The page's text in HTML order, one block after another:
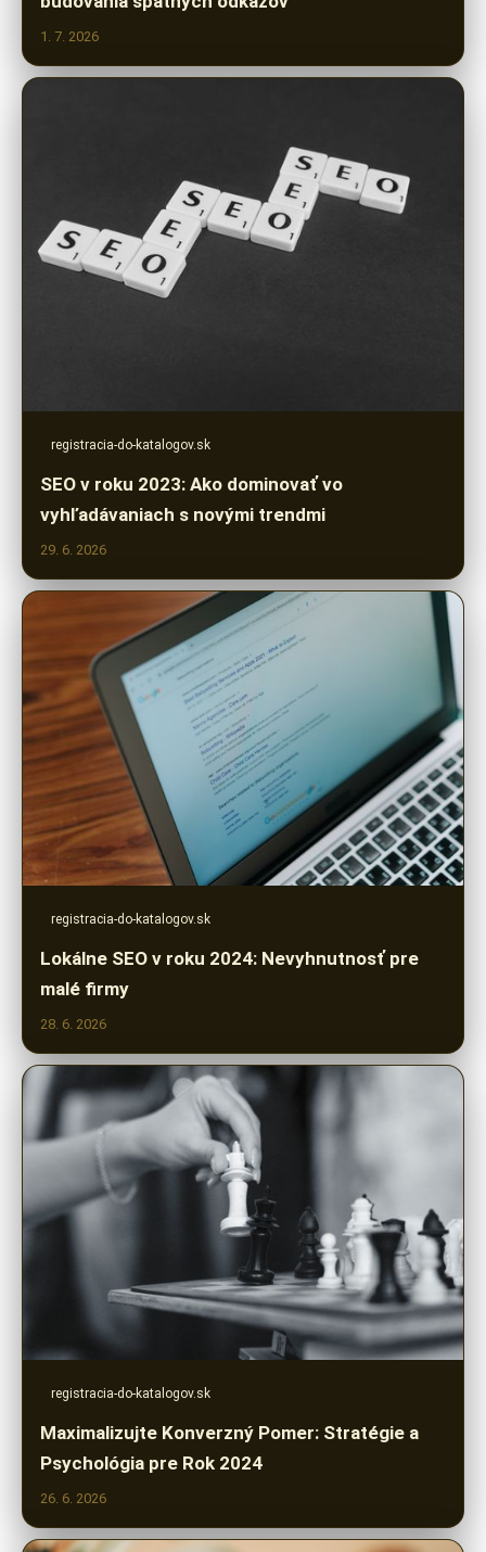
1. 7. 2026
registracia-do-katalogov.sk
SEO v roku 2023: Ako dominovať vo
vyhľadávaniach s novými trendmi
29. 6. 2026
registracia-do-katalogov.sk
Lokálne SEO v roku 2024: Nevyhnutnosť pre
malé firmy
28. 6. 2026
registracia-do-katalogov.sk
Maximalizujte Konverzný Pomer: Stratégie a
Psychológia pre Rok 2024
26. 6. 2026